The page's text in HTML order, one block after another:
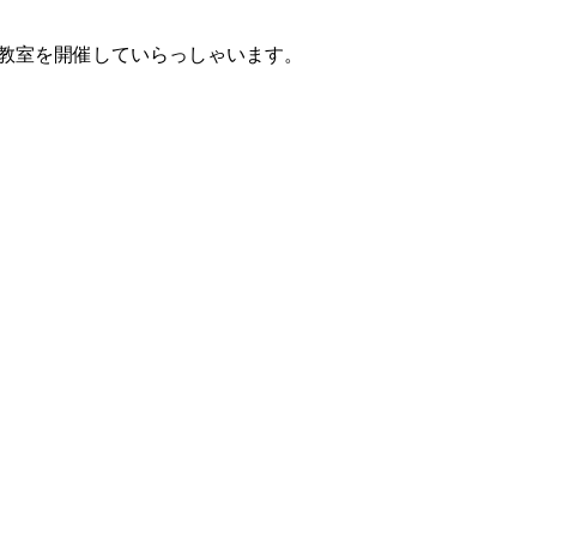
を開催していらっしゃいます。